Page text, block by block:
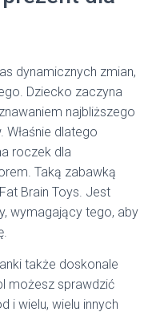
dynamicznych zmian,
Dziecko zaczyna
najbliższego
dlatego
roczek dla
Taką zabawką
Brain Toys. Jest
wymagający tego, aby
także doskonale
możesz sprawdzić
i wielu, wielu innych